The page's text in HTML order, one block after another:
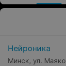
Нейроника
Минск, ул.